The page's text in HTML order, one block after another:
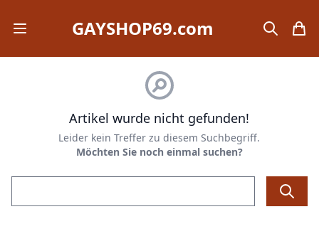
Open mobile menuGAYSHOP69.com search
Artikel wurde nicht gefunden!
Leider kein Treffer zu diesem Suchbegriff.
Möchten Sie noch einmal suchen?